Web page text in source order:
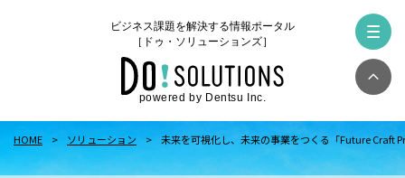
ビジネス課題を解決する情報ポータル
［ドゥ・ソリューションズ］
powered by Dentsu Inc.
HOME ソリューション 未来を可視化し、未来の事業をつくる「Future Craft